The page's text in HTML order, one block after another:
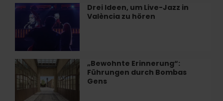
in
Valencia
Drei Ideen, um Live-Jazz in
València zu hören
Drei
Ideen,
um
Live-
Jazz
in
zu
hören
„Bewohnte Erinnerung“:
Führungen durch Bombas
Gens
„Bewohnte
Erinnerung“:
Führungen
durch